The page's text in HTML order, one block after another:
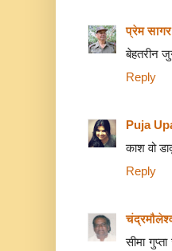
प्रेम
बेहतरीन
Reply
Puja
काश वो
Reply
सीमा